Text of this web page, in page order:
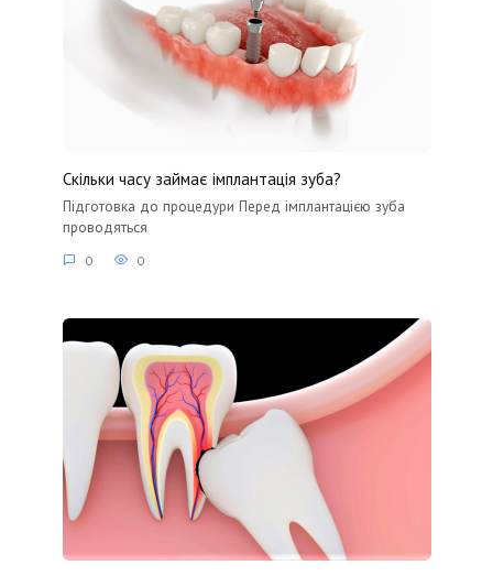
Скільки часу займає імплантація зуба?
Підготовка до процедури Перед імплантацією зуба
проводяться
0 0